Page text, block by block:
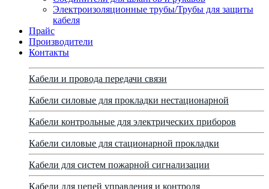
Электроизоляционные трубы/Трубы для защиты
кабеля
Прайс
Производители
Контакты
Кабели и провода передачи связи
Кабели силовые для прокладки нестационарной
Кабели контрольные для электрических приборов
Кабели силовые для стационарной прокладки
Кабели для систем пожарной сигнализации
Кабели для цепей управления и контроля